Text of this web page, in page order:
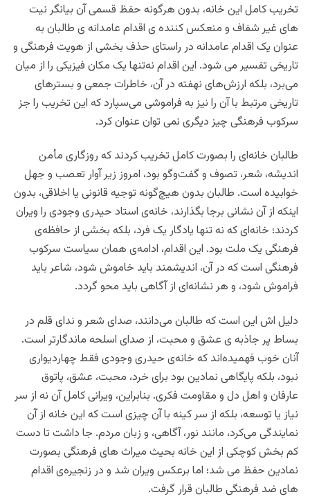
تخریب کامل این خانه، بدون هرگونه حفظ قسمی آن بیانگر نیت
های غیر شفاف و منعکس کننده ی اقدام عامدانه ی طالبان به
عنوان یک اقدام عامدانه در راستای حذف بخشی از هویت فرهنگی و
تاریخی تفسیر می شود. این اقدام نه‌تنها یک مکان فیزیکی را از میان
می‌برد، بلکه ارزش‌های نهفته در آن، خاطرات جمعی و بسترهای
تاریخی مرتبط با آن را نیز به فراموشی می‌سپارد که این تخریب را جز
سرکوب فرهنگی چیز دیگری نمی توان عنوان کرد.
طالبان خانه‌ای را بصورت کامل تخریب کردند که روزگاری مأمن
اندیشه، شعر، تصوف و گفت‌وگو بود، امروز زیر آوار تعصب و جهل
خوابیده است. طالبان بدون هیچ‌گونه توجیه قانونی یا اخلاقی، بدون
اینکه از آن نشانی برجا بگذارند، خانه‌ی استاد حیدری وجودی را ویران
کردند؛ خانه‌ای که نه تنها یادگار یک فرد، بلکه بخشی از حافظه‌ی
فرهنگی یک ملت بود. این اقدام، ادامه‌ی همان سیاست سرکوب
فرهنگی است که در آن، اندیشمند باید خاموش شود، شاعر باید
فراموش شود، و هر نشانه‌ای از آگاهی باید محو گردد.
دلیل اش این است که طالبان می‌دانند، صدای شعر و ندای قلم در
بساط پر جاذبه ی عشق و محبت، از صدای اسلحه ماندگارتر است.
آنان خوب فهمیده‌اند که خانه‌ی حیدری وجودی فقط چهاردیواری
نبود، بلکه پایگاهی نمادین بود برای خرد، محبت، عشق، پاتوق
عارفان و اهل دل و مقاومت فکری. بنابراین، ویرانی کامل آن نه از سر
نیاز یا توسعه، بلکه از سر کینه با آن چیزی‌ است که این خانه از آن
نمایندگی می‌کرد، مانند نور، آگاهی، و زبان مردم. جا داشت تا دست
کم بخش کوچکی از این خانه بحیث میراث های فرهنگی بصورت
نمادین حفظ می شد؛ اما برعکس ویران شد و در زنجیره‌ی اقدام
های ضد فرهنگی طالبان قرار گرفت.